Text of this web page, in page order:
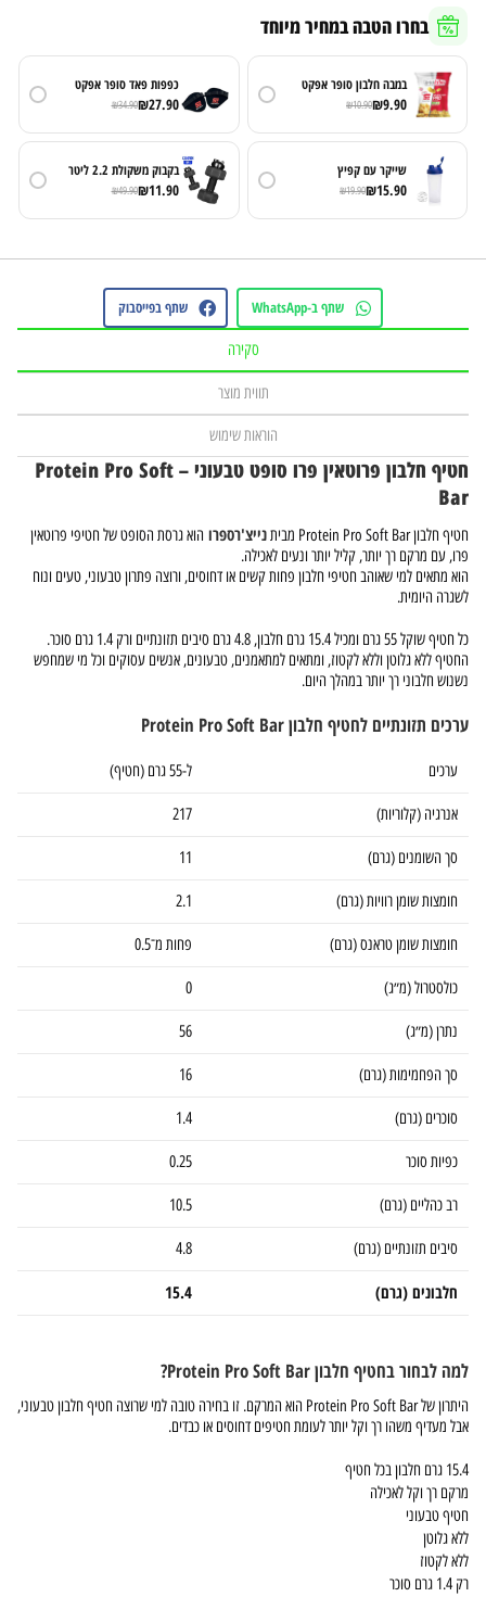
בחרו הטבה במחיר מיוחד
במבה חלבון סופר אפקט
₪9.90
₪10.90
כפפות פאד סופר אפקט
₪27.90
₪34.90
שייקר עם קפיץ
₪15.90
₪19.90
בקבוק משקולת 2.2 ליטר
₪11.90
₪49.90
שתף ב-WhatsApp שתף בפייסבוק
סקירה
תווית מוצר
הוראות שימוש
חטיף חלבון פרוטאין פרו סופט טבעוני – Protein Pro Soft
Bar
חטיף חלבון Protein Pro Soft Bar מבית נייצ'רספרו הוא גרסת הסופט של חטיפי פרוטאין
פרו, עם מרקם רך יותר, קליל יותר ונעים לאכילה.
הוא מתאים למי שאוהב חטיפי חלבון פחות קשים או דחוסים, ורוצה פתרון טבעוני, טעים ונוח
לשגרה היומית.
כל חטיף שוקל 55 גרם ומכיל 15.4 גרם חלבון, 4.8 גרם סיבים תזונתיים ורק 1.4 גרם סוכר.
החטיף ללא גלוטן וללא לקטוז, ומתאים למתאמנים, טבעונים, אנשים עסוקים וכל מי שמחפש
נשנוש חלבוני רך יותר במהלך היום.
ערכים תזונתיים לחטיף חלבון Protein Pro Soft Bar
ערכים ל-55 גרם (חטיף)
אנרגיה (קלוריות) 217
סך השומנים (גרם) 11
חומצות שומן רוויות (גרם) 2.1
חומצות שומן טראנס (גרם) פחות מ־0.5
כולסטרול (מ״ג) 0
נתרן (מ״ג) 56
סך הפחמימות (גרם) 16
סוכרים (גרם) 1.4
כפיות סוכר 0.25
רב כהליים (גרם) 10.5
סיבים תזונתיים (גרם) 4.8
חלבונים (גרם) 15.4
למה לבחור בחטיף חלבון Protein Pro Soft Bar?
היתרון של Protein Pro Soft Bar הוא המרקם. זו בחירה טובה למי שרוצה חטיף חלבון טבעוני,
אבל מעדיף משהו רך וקל יותר לעומת חטיפים דחוסים או כבדים.
15.4 גרם חלבון בכל חטיף
מרקם רך וקל לאכילה
חטיף טבעוני
ללא גלוטן
ללא לקטוז
רק 1.4 גרם סוכר